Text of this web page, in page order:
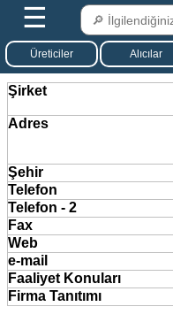
☰
Üreticiler Alıcılar
Şirket
Adres
Şehir
Telefon
Telefon - 2
Fax
Web
e-mail
Faaliyet Konuları
Firma Tanıtımı